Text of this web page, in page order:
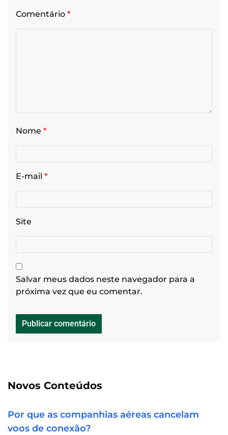
Comentário *
Nome *
E-mail *
Site
Salvar meus dados neste navegador para a
próxima vez que eu comentar.
Novos Conteúdos
Por que as companhias aéreas cancelam
voos de conexão?